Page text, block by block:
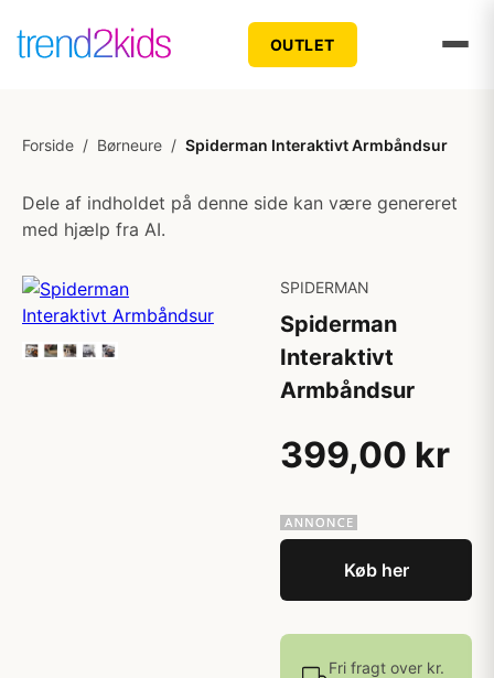
OUTLET
Forside / Børneure / Spiderman Interaktivt Armbåndsur
Dele af indholdet på denne side kan være genereret
med hjælp fra AI.
SPIDERMAN
Spiderman
Interaktivt
Armbåndsur
399,00 kr
Køb her
Fri fragt over kr.